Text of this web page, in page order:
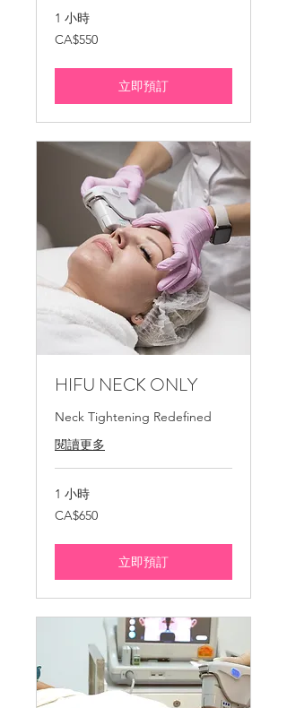
1 小時
550
加
大
CA$550
立即預訂
HIFU NECK ONLY
Neck Tightening Redefined
閱讀更多
1 小時
650
加
大
CA$650
立即預訂